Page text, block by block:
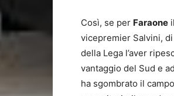
Così, se per Faraone
vicepremier Salvini,
della Lega l’aver
vantaggio del Sud e
ha sgombrato il